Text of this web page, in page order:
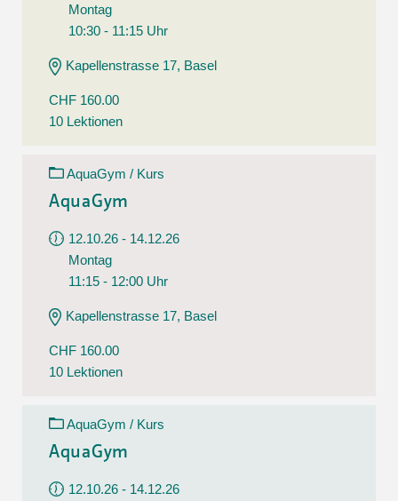
Montag
10:30 - 11:15 Uhr
Kapellenstrasse 17, Basel
CHF 160.00
10 Lektionen
AquaGym / Kurs
AquaGym
12.10.26 - 14.12.26
Montag
11:15 - 12:00 Uhr
Kapellenstrasse 17, Basel
CHF 160.00
10 Lektionen
AquaGym / Kurs
AquaGym
12.10.26 - 14.12.26